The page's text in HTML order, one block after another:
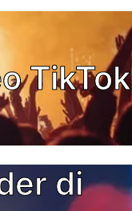
TikTok
di